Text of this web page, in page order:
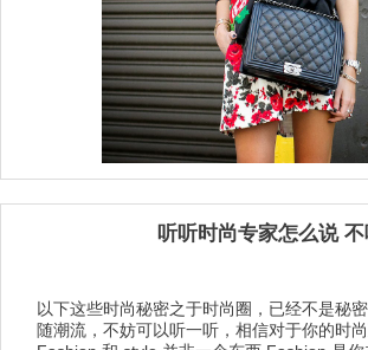
听听时尚专家怎么说 不
以下这些时尚秘密之于时尚圈，已经不是秘
随潮流，不妨可以听一听，相信对于你的时尚